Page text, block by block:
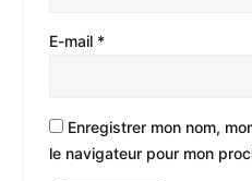
E-mail *
Enregistrer mon nom,
le navigateur pour mon